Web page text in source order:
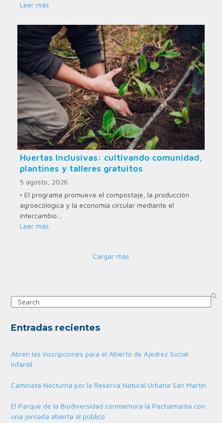
Leer más
Huertas Inclusivas: cultivando comunidad,
plantines y talleres gratuitos
5 agosto, 2026
• El programa promueve el compostaje, la producción
agroecológica y la economía circular mediante el
intercambio…
Leer más
Cargar más
Search
Entradas recientes
Abren las inscripciones para el Abierto de Ajedrez Social
Infantil
Caminata Nocturna por la Reserva Natural Urbana San Martín
El Parque de la Biodiversidad conmemora la Pachamama con
una jornada abierta al público